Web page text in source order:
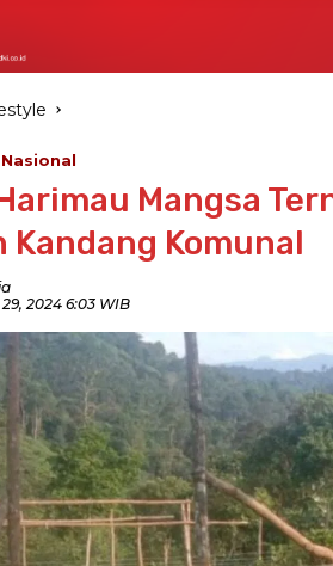
Nasional
Mangsa
Kandang Komunal
2024 6:03 WIB